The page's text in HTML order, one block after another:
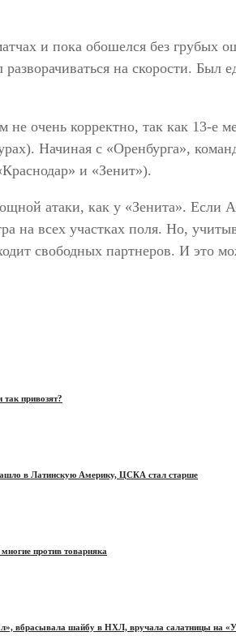
и пока обошелся без грубых
на скорости.
очень корректно, так как 13-е
Начиная с «Оренбурга»,
и «Зенит»).
атаки, как у «Зенита». Если
на всех участках поля. Но,
свободных партнеров. И это
привозят?
в Латинскую Америку, ЦСКА стал старше
против товарняка
вбрасывала шайбу в НХЛ, вручала салатницы на